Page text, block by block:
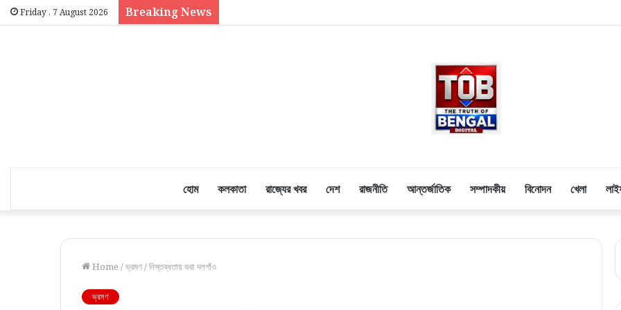
Friday , 7 August 2026 Breaking News
হোম কলকাতা রাজ্যের খবর দেশ রাজনীতি আন্তর্জাতিক সম্পাদকীয় বিনোদন খেলা
Home /ভ্রমণ/নিস্তব্ধতায় ভরা দলগাঁও
ভ্রমণ